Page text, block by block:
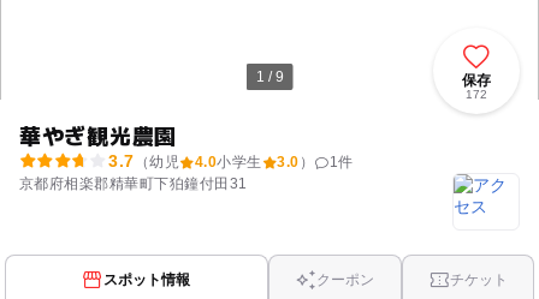
1 / 9
華やぎ観光農園
3.7 （幼児 4.0小学生 3.0 ） 1件
京都府相楽郡精華町下狛鐘付田31
保存
172
スポット情報 クーポン チケット